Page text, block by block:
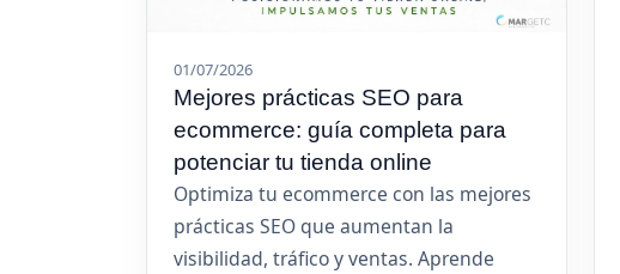
01/07/2026
Mejores prácticas SEO para
ecommerce: guía completa para
potenciar tu tienda online
Optimiza tu ecommerce con las mejores
prácticas SEO que aumentan la
visibilidad, tráfico y ventas. Aprende